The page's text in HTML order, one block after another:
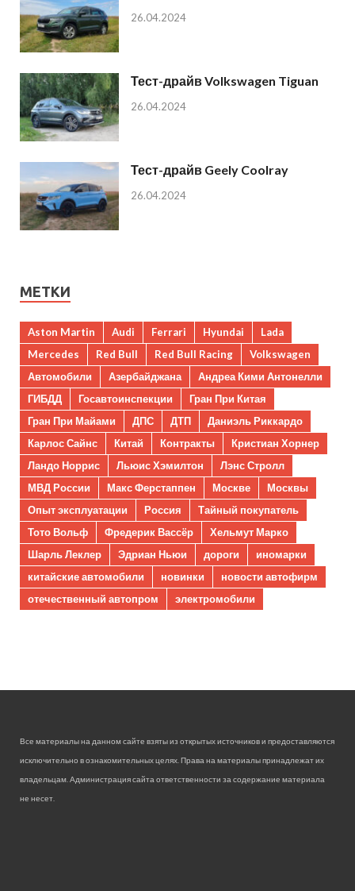
26.04.2024
Тест-драйв Volkswagen Tiguan
26.04.2024
Тест-драйв Geely Coolray
26.04.2024
МЕТКИ
Aston Martin Audi Ferrari Hyundai
Lada
Mercedes
Red Bull Red Bull Racing
Volkswagen
Автомобили
Азербайджана
Андреа Кими Антонелли
ГИБДД
Госавтоинспекции
Гран При Китая
Гран При Майами
ДПС ДТП
Даниэль Риккардо
Карлос Сайнс
Китай Контракты
Кристиан Хорнер
Ландо Норрис
Льюис Хэмилтон
Лэнс Стролл
МВД России
Макс Ферстаппен Москве
Москвы
Опыт эксплуатации
Россия
Тайный покупатель
Тото Вольф
Фредерик Вассёр
Хельмут Марко
Шарль Леклер
Эдриан Ньюи дороги
иномарки
китайские автомобили
новинки
новости автофирм
отечественный автопром
электромобили
Все материалы на данном сайте взяты из открытых источников и предоставляются
исключительно в ознакомительных целях. Права на материалы принадлежат их
владельцам. Администрация сайта ответственности за содержание материала
не несет.